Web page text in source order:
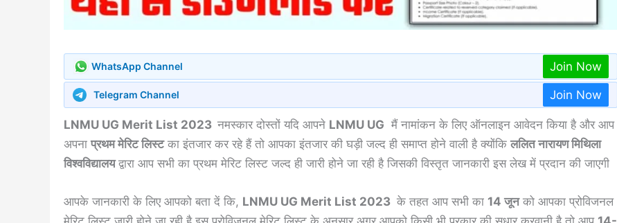
WhatsApp Channel Join Now
Telegram Channel Join Now
LNMU UG Merit List 2023 नमस्कार दोस्तों यदि आपने LNMU UG मैं नामांकन के लिए ऑनलाइन आवेदन किया है और आप
अपना प्रथम मेरिट लिस्टका इंतजार कर रहे हैं तो आपका इंतजार की घड़ी जल्द ही समाप्त होने वाली है क्योंकि ललित नारायण मिथिला
विश्वविद्यालयद्वारा आप सभी का प्रथम मेरिट लिस्ट जल्द ही जारी होने जा रही है जिसकी विस्तृत जानकारी इस लेख में प्रदान की जाएगी
आपके जानकारी के लिए आपको बता दें कि, LNMU UG Merit List 2023 के तहत आप सभी का 14 जूनको आपका प्रोविजनल